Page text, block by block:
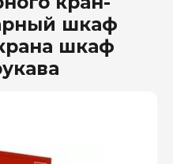
шкаф
шкаф